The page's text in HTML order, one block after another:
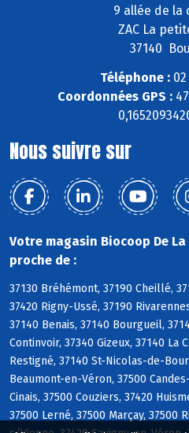
9 allée de la
ZAC La
37140
Téléphone :02
Coordonnées GPS :
Nous suivre sur
Votre magasin Biocoop De
proche de :
37130 Bréhémont, 37190 Cheillé,
37420 Rigny-Ussé, 37190
37140 Benais, 37140 Bourgueil,
Continvoir, 37340 Gizeux, 37140 La
Restigné, 37140 St-Nicolas-de-
Beaumont-en-Véron, 37500
Cinais, 37500 Couziers, 37420
37500 Lerné, 37500 Marçay, 37500